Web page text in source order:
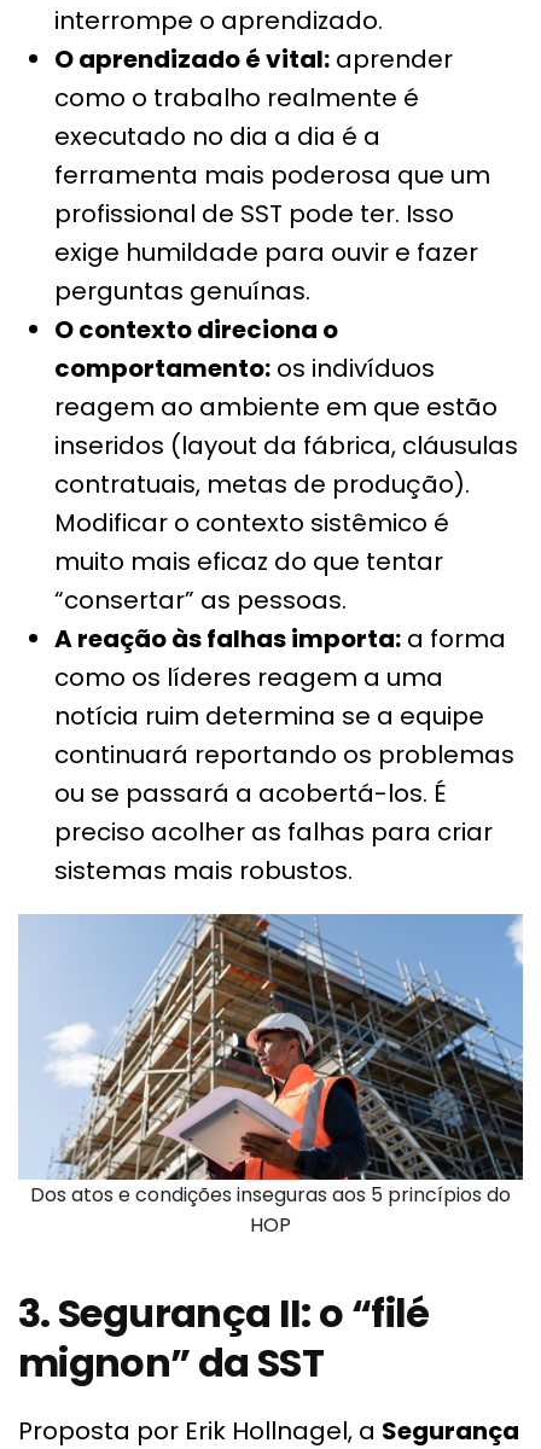
interrompe o aprendizado.
O aprendizado é vital: aprender
como o trabalho realmente é
executado no dia a dia é a
ferramenta mais poderosa que um
profissional de SST pode ter. Isso
exige humildade para ouvir e fazer
perguntas genuínas.
O contexto direciona o
comportamento: os indivíduos
reagem ao ambiente em que estão
inseridos (layout da fábrica, cláusulas
contratuais, metas de produção).
Modificar o contexto sistêmico é
muito mais eficaz do que tentar
“consertar” as pessoas.
A reação às falhas importa: a forma
como os líderes reagem a uma
notícia ruim determina se a equipe
continuará reportando os problemas
ou se passará a acobertá-los. É
preciso acolher as falhas para criar
sistemas mais robustos.
Dos atos e condições inseguras aos 5 princípios do
HOP
3. Segurança II: o “filé
mignon” da SST
Proposta por Erik Hollnagel, a Segurança